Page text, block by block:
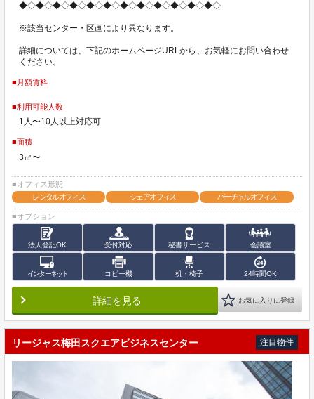
◆◇◆◇◆◇◆◇◆◇◆◇◆◇◆◇◆◇◆◇◆◇◆◇
※該当センター・区画により異なります。
詳細については、下記のホームページURLから、お気軽にお問い合わせ
ください。
■月額賃料
■利用可能人数
1人〜10人以上対応可
■面積
3㎡〜
■オフィス形態
レンタルオフィス
シェアオフィス バーチャルオフィス
■オプション
法人登記OK 受付対応 秘書サービス 会議室
インターネット コピー機 机・椅子 24時間OK
詳細を見る お気に入りに登録
リージャス梅田スクエアビジネスセンター 注目物件